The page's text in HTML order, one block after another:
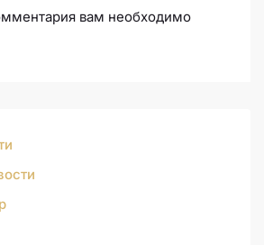
вам необходимо